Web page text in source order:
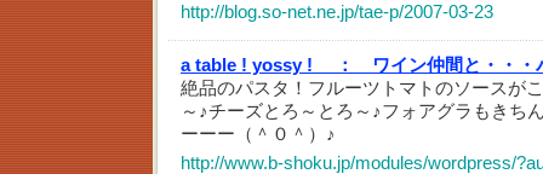
http://blog.so-net.ne.jp/tae-p/2007-03-23
a table ! yossy ! ：
ワイン仲間と・・・
絶品のパスタ！フルーツトマトのソースが
～♪チーズとろ～とろ～♪フォアグラもき
ーーー（＾０＾）♪
http://www.b-shoku.jp/modules/wordpress/